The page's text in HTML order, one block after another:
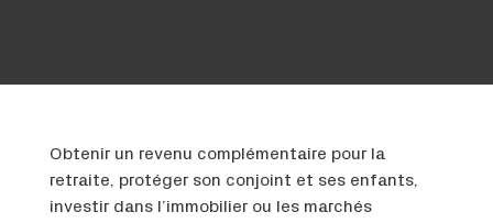
Obtenir un revenu complémentaire pour la
retraite, protéger son conjoint et ses enfants,
investir dans l’immobilier ou les marchés